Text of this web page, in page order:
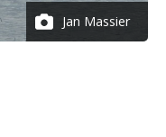
Jan Massier